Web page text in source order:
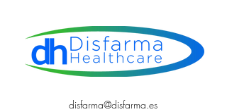
disfarma@disfarma.es